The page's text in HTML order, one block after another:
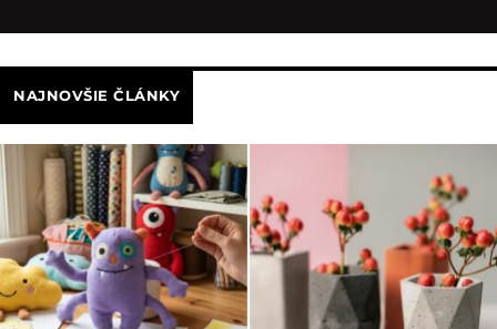
NAJNOVŠIE ČLÁNKY